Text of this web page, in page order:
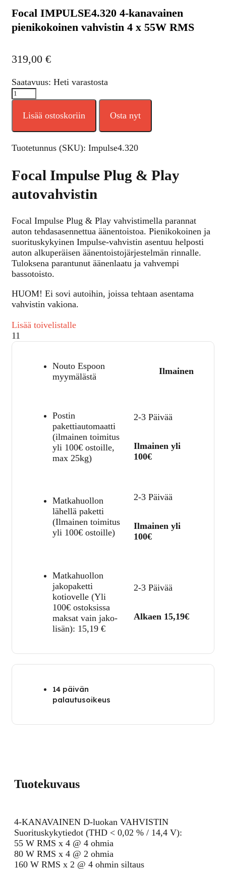
Focal IMPULSE4.320 4-kanavainen
pienikokoinen vahvistin 4 x 55W RMS
319,00 €
Saatavuus: Heti varastosta
Lisää ostoskoriin Osta nyt
Tuotetunnus (SKU): Impulse4.320
Focal Impulse Plug & Play
autovahvistin
Focal Impulse Plug & Play vahvistimella parannat
auton tehdasasennettua äänentoistoa. Pienikokoinen ja
suorituskykyinen Impulse-vahvistin asentuu helposti
auton alkuperäisen äänentoistojärjestelmän rinnalle.
Tuloksena parantunut äänenlaatu ja vahvempi
bassotoisto.
HUOM! Ei sovi autoihin, joissa tehtaan asentama
vahvistin vakiona.
Lisää toivelistalle
11
Nouto Espoon
myymälästä
Ilmainen
Postin
pakettiautomaatti
(ilmainen toimitus
yli 100€ ostoille,
max 25kg)
2-3 Päivää
Ilmainen yli
100€
Matkahuollon
lähellä paketti
(Ilmainen toimitus
yli 100€ ostoille)
2-3 Päivää
Ilmainen yli
100€
Matkahuollon
jakopaketti
kotiovelle (Yli
100€ ostoksissa
maksat vain jako-
lisän): 15,19 €
2-3 Päivää
Alkaen 15,19€
14 päivän
palautusoikeus
Tuotekuvaus
4-KANAVAINEN D-luokan VAHVISTIN
Suorituskykytiedot (THD < 0,02 % / 14,4 V):
55 W RMS x 4 @ 4 ohmia
80 W RMS x 4 @ 2 ohmia
160 W RMS x 2 @ 4 ohmin siltaus